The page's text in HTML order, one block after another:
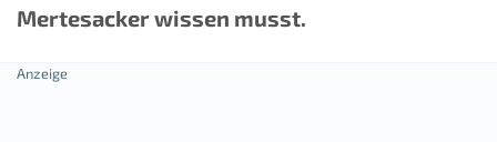
Mertesacker wissen musst.